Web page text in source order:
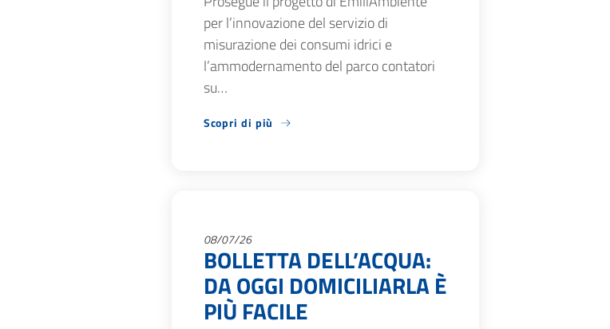
per l’innovazione del servizio di
misurazione dei consumi idrici e
l’ammodernamento del parco contatori
su…
Scopri di più
08/07/26
BOLLETTA DELL’ACQUA:
DA OGGI DOMICILIARLA È
PIÙ FACILE